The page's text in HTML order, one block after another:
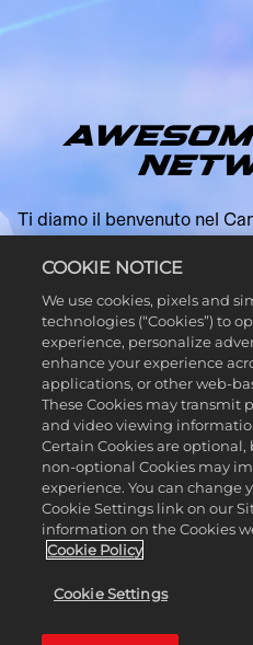
Ti diamo il benvenuto nel
trasmettono in diretta da
informazioni provenienti
modalità open world di
migliori telecronisti in
perdano nel racconto di
durante le trasmissioni, ma
professionalità, lo
energia pura! Per fortuna,
contatto con gli sviluppatori
Concepts, i creatori di
aspettarti da questo gioco
world e scopri tutti i
di spassose interviste agli
COOKIE NOTICE
We use cookies, pixels and
technologies (“Cookies”) to
experience, personalize
enhance your experience
applications, or other web-
These Cookies may transmit
and video viewing
Certain Cookies are
non-optional Cookies may
experience. You can change
Cookie Settings link on our
information on the Cookies
Cookie Policy
Cookie Settings